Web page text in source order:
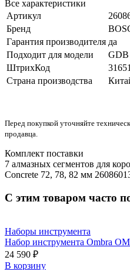
Все характеристики
Артикул
Бренд
Гарантия производителя да
Подходит для модели
GDB
ШтрихКод
Страна производства
Перед покупкой уточняйте
продавца.
Комплект поставки
7 алмазных сегментов для
Concrete 72, 78, 82 мм
С этим товаром часто
Наборы инструмента
Набор инструмента Ombra
24 590 ₽
В корзину